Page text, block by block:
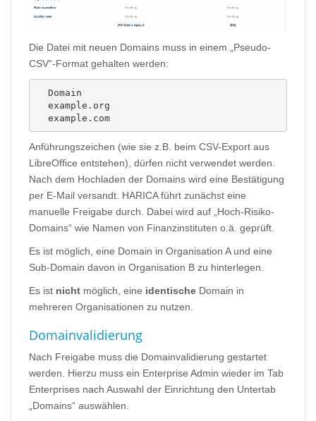
Die Datei mit neuen Domains muss in einem „Pseudo-
CSV“-Format gehalten werden:
  example.com
Anführungszeichen (wie sie z.B. beim CSV-Export aus
LibreOffice entstehen), dürfen nicht verwendet werden.
Nach dem Hochladen der Domains wird eine Bestätigung
per E-Mail versandt. HARICA führt zunächst eine
manuelle Freigabe durch. Dabei wird auf „Hoch-Risiko-
Domains“ wie Namen von Finanzinstituten o.ä. geprüft.
Es ist möglich, eine Domain in Organisation A und eine
Sub-Domain davon in Organisation B zu hinterlegen.
Es ist nicht möglich, eine identische Domain in
mehreren Organisationen zu nutzen.
Domainvalidierung
Nach Freigabe muss die Domainvalidierung gestartet
werden. Hierzu muss ein Enterprise Admin wieder im Tab
Enterprises nach Auswahl der Einrichtung den Untertab
„Domains“ auswählen.